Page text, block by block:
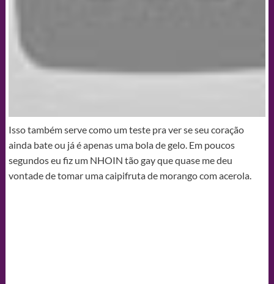
Isso também serve como um teste pra ver se seu coração
ainda bate ou já é apenas uma bola de gelo. Em poucos
segundos eu fiz um NHOIN tão gay que quase me deu
vontade de tomar uma caipifruta de morango com acerola.